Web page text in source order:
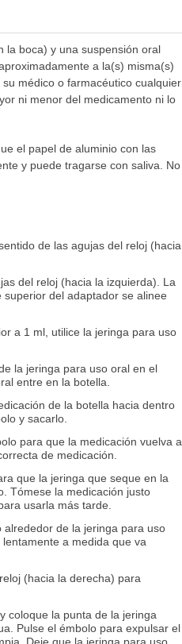
la boca) y una suspensión oral
a la(s) misma(s)
médico o farmacéutico cualquier
ni menor del medicamento ni lo
el papel de aluminio con las
y puede tragarse con saliva. No
de las agujas del reloj (hacia
del reloj (hacia la izquierda). La
del adaptador se alinee
a 1 ml, utilice la jeringa para uso
la jeringa para uso oral en el
entre en la botella.
de la botella hacia dentro
y sacarlo.
para que la medicación vuelva a
de medicación.
que la jeringa que seque en la
Tómese la medicación justo
usarla más tarde.
de la jeringa para uso
a medida que va
(hacia la derecha) para
coloque la punta de la jeringa
Pulse el émbolo para expulsar el
Deje que la jeringa para uso